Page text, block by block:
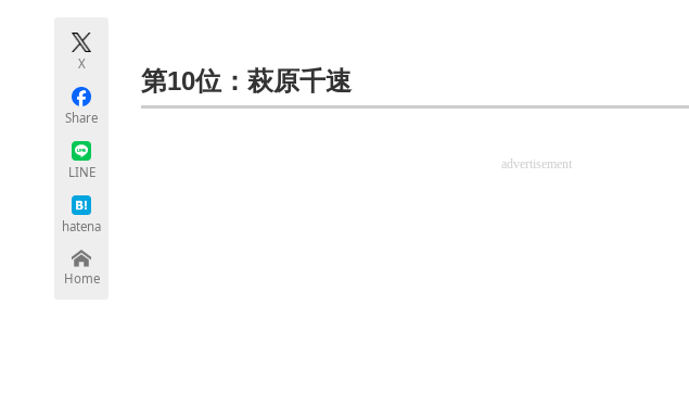
X
Share
LINE
hatena
Home
第10位：萩原千速
advertisement